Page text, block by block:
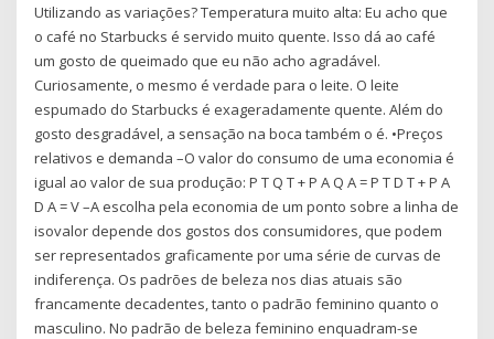
Utilizando as variações? Temperatura muito alta: Eu acho que
o café no Starbucks é servido muito quente. Isso dá ao café
um gosto de queimado que eu não acho agradável.
Curiosamente, o mesmo é verdade para o leite. O leite
espumado do Starbucks é exageradamente quente. Além do
gosto desgradável, a sensação na boca também o é. •Preços
relativos e demanda –O valor do consumo de uma economia é
igual ao valor de sua produção: P T Q T + P A Q A = P T D T + P A
D A = V –A escolha pela economia de um ponto sobre a linha de
isovalor depende dos gostos dos consumidores, que podem
ser representados graficamente por uma série de curvas de
indiferença. Os padrões de beleza nos dias atuais são
francamente decadentes, tanto o padrão feminino quanto o
masculino. No padrão de beleza feminino enquadram-se